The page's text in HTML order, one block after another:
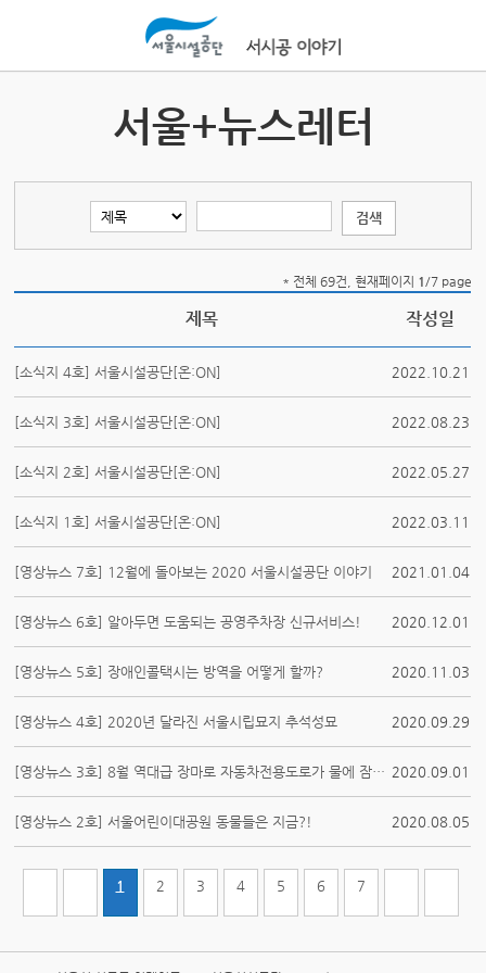
서울+뉴스레터
* 전체 69건, 현재페이지 1 /7 page
제목 작성일
[소식지 4호] 서울시설공단[온:ON] 2022.10.21
[소식지 3호] 서울시설공단[온:ON] 2022.08.23
[소식지 2호] 서울시설공단[온:ON] 2022.05.27
[소식지 1호] 서울시설공단[온:ON] 2022.03.11
[영상뉴스 7호] 12월에 돌아보는 2020 서울시설공단 이야기 2021.01.04
[영상뉴스 6호] 알아두면 도움되는 공영주차장 신규서비스! 2020.12.01
[영상뉴스 5호] 장애인콜택시는 방역을 어떻게 할까? 2020.11.03
[영상뉴스 4호] 2020년 달라진 서울시립묘지 추석성묘 2020.09.29
[영상뉴스 3호] 8월 역대급 장마로 자동차전용도로가 물에 잠기면? 2020.09.01
[영상뉴스 2호] 서울어린이대공원 동물들은 지금?! 2020.08.05
1 2 3 4 5 6 7